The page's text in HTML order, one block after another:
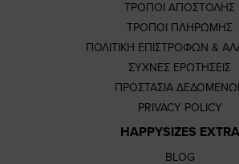
ΤΡΟΠΟΙ ΑΠΟΣΤΟΛΗΣ
ΤΡΟΠΟΙ ΠΛΗΡΩΜΗΣ
ΠΟΛΙΤΙΚΗ ΕΠΙΣΤΡΟΦΩΝ &
ΣΥΧΝΕΣ ΕΡΩΤΗΣΕΙΣ
ΠΡΟΣΤΑΣΙΑ
PRIVACY POLICY
HAPPYSIZES EXTRA
BLOG